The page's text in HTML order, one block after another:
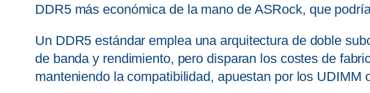
DDR5 más económica de la mano de ASRock, que
Un DDR5 estándar emplea una arquitectura de doble
de banda y rendimiento, pero disparan los costes de
manteniendo la compatibilidad, apuestan por los